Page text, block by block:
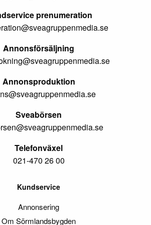
prenumeration
Annonsförsäljning
Annonsproduktion
Sveabörsen
Telefonväxel
021-470 26 00
Kundservice
Annonsering
Om Sörmlandsbygden